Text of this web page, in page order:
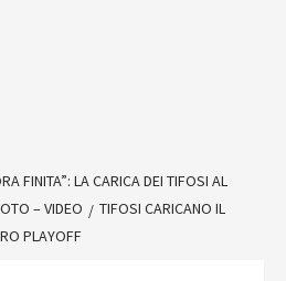
FINITA”: LA CARICA DEI TIFOSI AL
– VIDEO
TIFOSI CARICANO IL
PLAYOFF